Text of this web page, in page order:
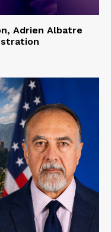
Adrien Albatre